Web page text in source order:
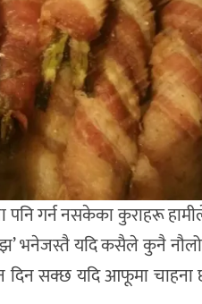
पनि गर्न नसकेका कुराहरू
बोझ’ भनेजस्तै यदि कसैले कुनै
दिन सक्छ यदि आफूमा